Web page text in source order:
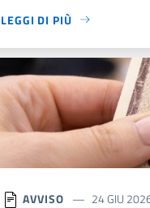
LEGGI DI PIÙ
AVVISO 24 GIU